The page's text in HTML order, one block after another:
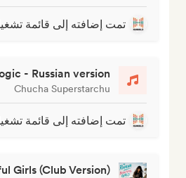
تمت إضافته إلى قائمة
- Russian version
Chucha Superstarchu
تمت إضافته إلى قائمة
Girls (Club Version)